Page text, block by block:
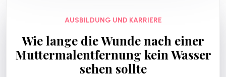
AUSBILDUNG UND KARRIERE
Wie lange die Wunde nach einer
Muttermalentfernung kein Wasser
sehen sollte